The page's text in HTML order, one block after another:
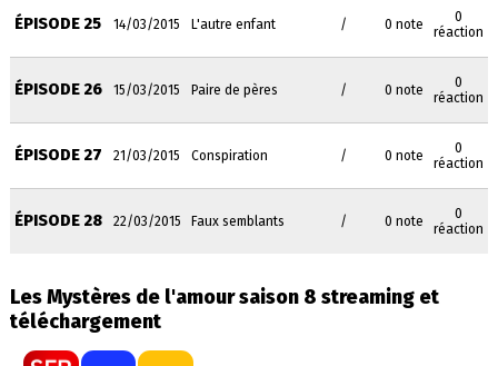
ÉPISODE 25 14/03/2015 L'autre enfant / 0 note
0
réaction
ÉPISODE 26 15/03/2015 Paire de pères / 0 note
0
réaction
ÉPISODE 27 21/03/2015 Conspiration / 0 note
0
réaction
ÉPISODE 28 22/03/2015 Faux semblants / 0 note
0
réaction
Les Mystères de l'amour saison 8 streaming et
téléchargement